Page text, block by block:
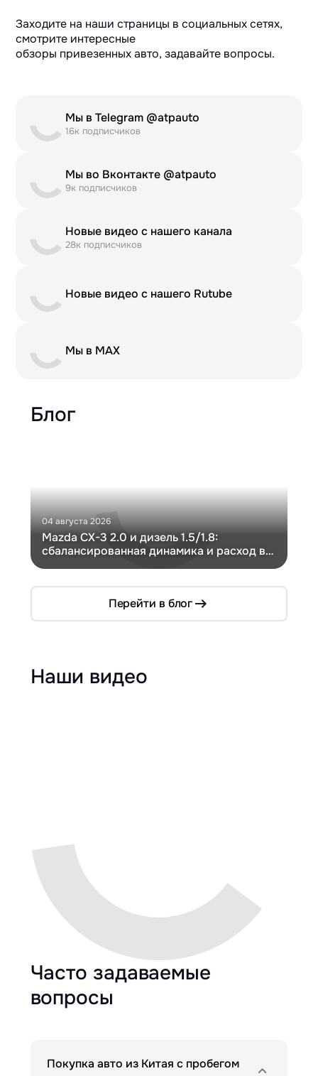
Заходите на наши страницы в социальных сетях,
смотрите интересные
обзоры привезенных авто, задавайте вопросы.
Мы в Telegram @atpauto
16к подписчиков
Мы во Вконтакте @atpauto
9к подписчиков
Новые видео с нашего канала
28к подписчиков
Новые видео с нашего Rutube
Мы в MAX
Блог
04 августа 2026
Mazda CX-3 2.0 и дизель 1.5/1.8:
сбалансированная динамика и расход в
Перейти в блог
Наши видео
Часто задаваемые
вопросы
Покупка авто из Китая с пробегом